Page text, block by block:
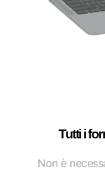
Tutti i
Non è